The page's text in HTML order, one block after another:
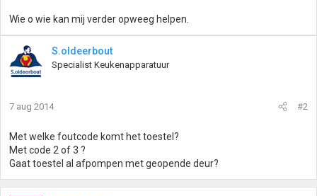
Wie o wie kan mij verder opweeg helpen.
S.oldeerbout
Specialist Keukenapparatuur
7 aug 2014 #2
Met welke foutcode komt het toestel?
Met code 2 of 3 ?
Gaat toestel al afpompen met geopende deur?